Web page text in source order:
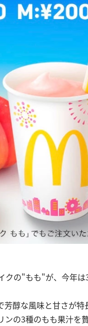
クの"もも"が、今年
芳醇な風味と甘さが
ンの3種のもも果汁を